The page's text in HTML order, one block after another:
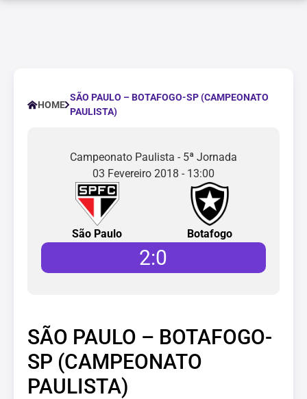
HOME
SÃO PAULO – BOTAFOGO-SP (CAMPEONATO
PAULISTA)
Campeonato Paulista - 5ª Jornada
03 Fevereiro 2018 - 13:00
São Paulo Botafogo
2:0
SÃO PAULO – BOTAFOGO-
SP (CAMPEONATO
PAULISTA)